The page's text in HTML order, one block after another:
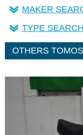
MAKER
TYPE SEARCH
OTHERS